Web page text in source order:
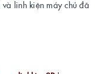
linh kiện máy chủ đã